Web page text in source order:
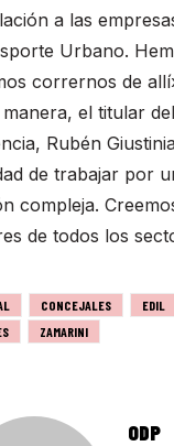
a las
Urbano.
corrernos de
manera, el titular
Rubén
de trabajar por
compleja.
de todos los
CONCEJALES EDIL
ZAMARINI
ODP